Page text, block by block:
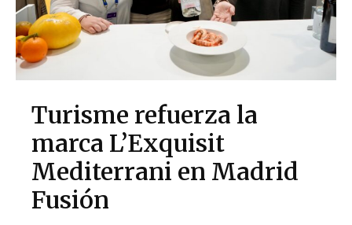
Turisme refuerza la
marca L’Exquisit
Mediterrani en Madrid
Fusión